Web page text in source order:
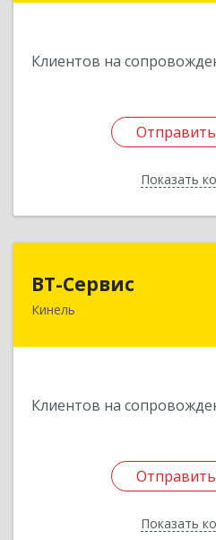
Клиентов на
Отправить
Показать
Отправить
ВТ-Сервис
Кинель
Клиентов на
Отправить
Показать
446436, Самарская обл,
Отправить